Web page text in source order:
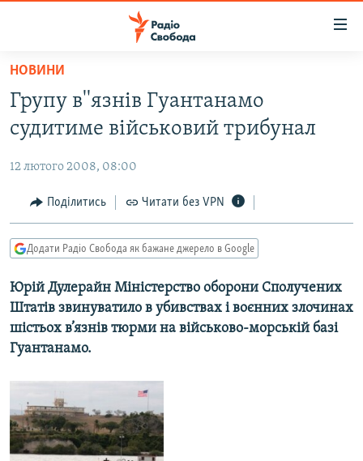
Перейти
основного
матеріалу
Перейти
до
навігації
Перейти
до
РАДІО СВОБОДА – 70 РОКІВ
ВСЕ ЗА ДОБУ
СТАТТІ
ПОЛІТИКА
ЕКОНОМІКА
КУЛЬТУРА
СПОРТ
СВІТ
ВІЙНА
РОСІЙСЬКА «ФІЛЬТРАЦІЯ»
КРИМ.РЕАЛІЇ
ТИ ЯК?
СХЕМИ
ПРИАЗОВ’Я
КИТАЙ.ВИКЛИКИ
МУЛЬТИМЕДІА
ФОТО
НОВИНИ
Групу в''язнів Гуантанамо
судитиме військовий трибунал
12 лютого 2008, 08:00
Поділитись Читати без VPN
Додати Радіо Свобода як бажане джерело в Google
Юрій Дулерайн Міністерство оборони Сполучених
Штатів звинуватило в убивствах і воєнних злочинах
шістьох в’язнів тюрми на військово-морській базі
Гуантанамо.